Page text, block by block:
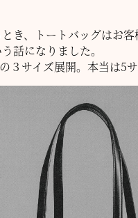
き、トートバッグはお
話になりました。
サイズ展開。本当は5